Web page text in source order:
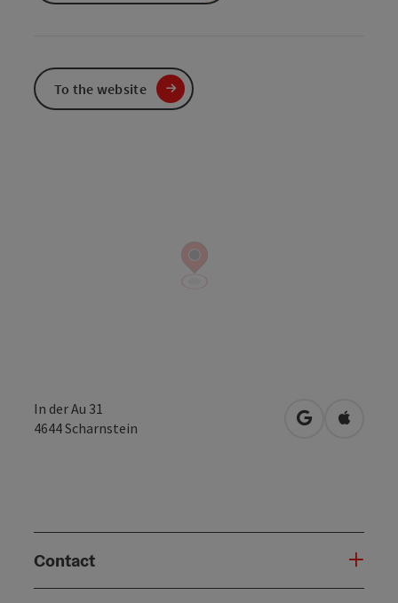
In der Au 31
4644Scharnstein open inOpen in
Contact
To the website